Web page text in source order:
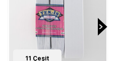
11 Çeşit